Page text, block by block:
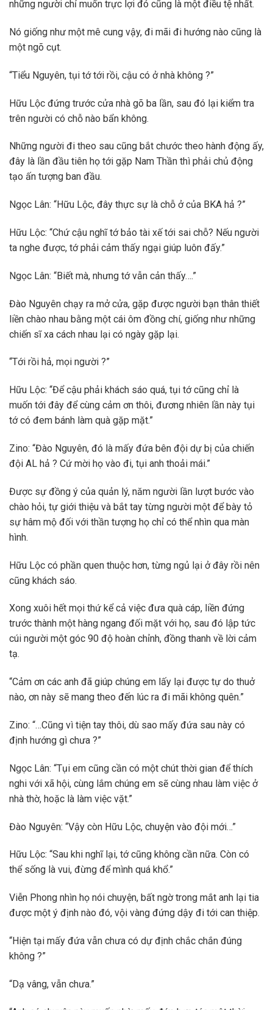
những người chỉ muốn trực lợi đó cũng là một điều tệ nhất.
Nó giống như một mê cung vậy, đi mãi đi hướng nào cũng là
một ngõ cụt.
“Tiểu Nguyên, tụi tớ tới rồi, cậu có ở nhà không ?”
Hữu Lộc đứng trước cửa nhà gõ ba lần, sau đó lại kiểm tra
trên người có chỗ nào bẩn không.
Những người đi theo sau cũng bắt chước theo hành động ấy,
đây là lần đầu tiên họ tới gặp Nam Thần thì phải chủ động
tạo ấn tượng ban đầu.
Ngọc Lân: “Hữu Lộc, đây thực sự là chỗ ở của BKA hả ?”
Hữu Lộc: “Chứ cậu nghĩ tớ bảo tài xế tới sai chỗ? Nếu người
ta nghe được, tớ phải cảm thấy ngại giúp luôn đấy.”
Ngọc Lân: “Biết mà, nhưng tớ vẫn cản thấy….”
Đào Nguyên chạy ra mở cửa, gặp được người bạn thân thiết
liền chào nhau bằng một cái ôm đồng chí, giống như những
chiến sĩ xa cách nhau lại có ngày gặp lại.
“Tới rồi hả, mọi người ?”
Hữu Lộc: “Để cậu phải khách sáo quá, tụi tớ cũng chỉ là
muốn tới đây để cùng cảm ơn thôi, đương nhiên lần này tụi
tớ có đem bánh làm quà gặp mặt.”
Zino: “Đào Nguyên, đó là mấy đứa bên đội dự bị của chiến
đội AL hả ? Cứ mời họ vào đi, tụi anh thoải mái.”
Được sự đồng ý của quản lý, năm người lần lượt bước vào
chào hỏi, tự giới thiệu và bắt tay từng người một để bày tỏ
sự hâm mộ đối với thần tượng họ chỉ có thể nhìn qua màn
hình.
Hữu Lộc có phần quen thuộc hơn, từng ngủ lại ở đây rồi nên
cũng khách sáo.
Xong xuôi hết mọi thứ kể cả việc đưa quà cáp, liền đứng
trước thành một hàng ngang đối mặt với họ, sau đó lập tức
cúi người một góc 90 độ hoàn chỉnh, đồng thanh về lời cảm
tạ.
“Cảm ơn các anh đã giúp chúng em lấy lại được tự do thuở
nào, ơn này sẽ mang theo đến lúc ra đi mãi không quên.”
Zino: “…Cũng vì tiện tay thôi, dù sao mấy đứa sau này có
định hướng gì chưa ?”
Ngọc Lân: “Tụi em cũng cần có một chút thời gian để thích
nghi với xã hội, cùng lắm chúng em sẽ cùng nhau làm việc ở
nhà thờ, hoặc là làm việc vặt.”
Đào Nguyên: “Vậy còn Hữu Lộc, chuyện vào đội mới…”
Hữu Lộc: “Sau khi nghĩ lại, tớ cũng không cần nữa. Còn có
thể sống là vui, đừng để mình quá khổ.”
Viễn Phong nhìn họ nói chuyện, bất ngờ trong mắt anh lại tia
được một ý định nào đó, vội vàng đứng dậy đi tới can thiệp.
“Hiện tại mấy đứa vẫn chưa có dự định chắc chắn đúng
không ?”
“Dạ vâng, vẫn chưa.”